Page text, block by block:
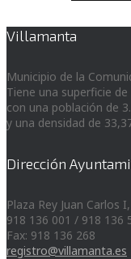
Villamanta
Municipio de la
Tiene una superficie
con una población de
y una densidad de
Dirección
Plaza Rey Juan Carlos
918 136 001 / 918 136
Fax: 918 136 268
registro@villamanta.es